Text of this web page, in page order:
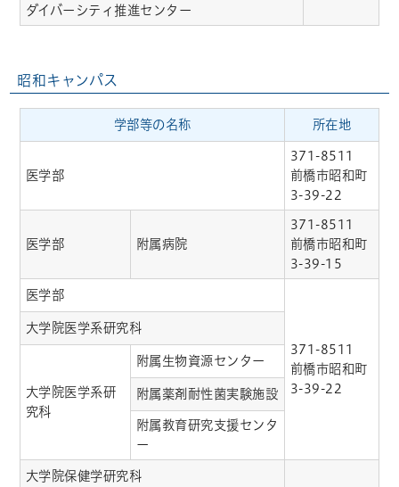
ダイバーシティ推進センター
昭和キャンパス
学部等の名称 所在地
医学部
371-8511
前橋市昭和町
3-39-22
医学部 附属病院
371-8511
前橋市昭和町
3-39-15
医学部
371-8511
前橋市昭和町
3-39-22
大学院医学系研究科
大学院医学系研
究科
附属生物資源センター
附属薬剤耐性菌実験施設
附属教育研究支援センタ
ー
大学院保健学研究科